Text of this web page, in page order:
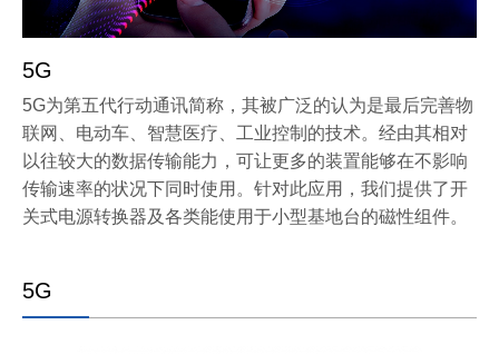
5G
5G为第五代行动通讯简称，其被广泛的认为是最后完善物
联网、电动车、智慧医疗、工业控制的技术。经由其相对
以往较大的数据传输能力，可让更多的装置能够在不影响
传输速率的状况下同时使用。针对此应用，我们提供了开
关式电源转换器及各类能使用于小型基地台的磁性组件。
5G